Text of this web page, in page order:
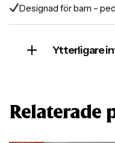
Designad för barn –
Ytterligare
Relaterade